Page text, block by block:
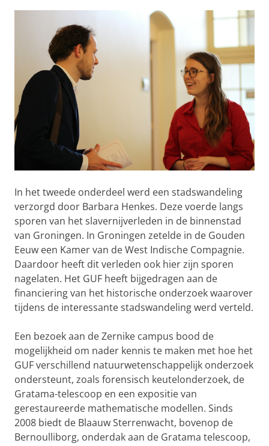
In het tweede onderdeel werd een stadswandeling
verzorgd door Barbara Henkes. Deze voerde langs
sporen van het slavernijverleden in de binnenstad
van Groningen. In Groningen zetelde in de Gouden
Eeuw een Kamer van de West Indische Compagnie.
Daardoor heeft dit verleden ook hier zijn sporen
nagelaten. Het GUF heeft bijgedragen aan de
financiering van het historische onderzoek waarover
tijdens de interessante stadswandeling werd verteld.
Een bezoek aan de Zernike campus bood de
mogelijkheid om nader kennis te maken met hoe het
GUF verschillend natuurwetenschappelijk onderzoek
ondersteunt, zoals forensisch keutelonderzoek, de
Gratama-telescoop en een expositie van
gerestaureerde mathematische modellen. Sinds
2008 biedt de Blaauw Sterrenwacht, bovenop de
Bernoulliborg, onderdak aan de Gratama telescoop,